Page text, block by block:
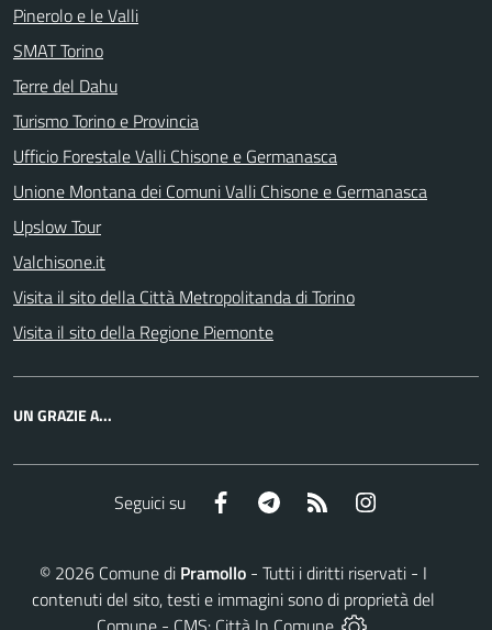
Pinerolo e le Valli
SMAT Torino
Terre del Dahu
Turismo Torino e Provincia
Ufficio Forestale Valli Chisone e Germanasca
Unione Montana dei Comuni Valli Chisone e Germanasca
Upslow Tour
Valchisone.it
Visita il sito della Città Metropolitanda di Torino
Visita il sito della Regione Piemonte
UN GRAZIE A...
Seguici su Facebook Telegram RSS
© 2026Comune di Pramollo- Tutti i diritti riservati - I
contenuti del sito, testi e immagini sono di proprietà del